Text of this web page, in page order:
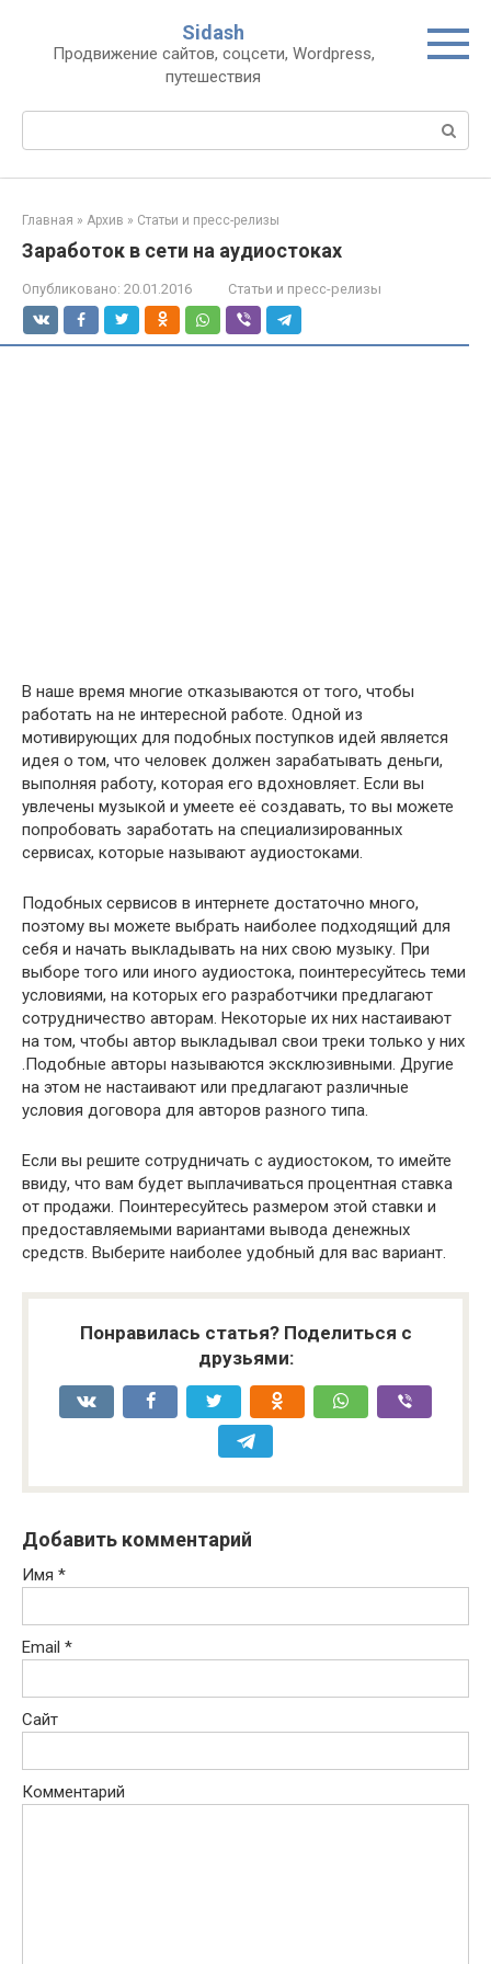
контенту
Sidash
Продвижение сайтов, соцсети, Wordpress,
путешествия
Главная » Архив » Статьи и пресс-релизы
Заработок в сети на аудиостоках
Опубликовано: 20.01.2016 Статьи и пресс-релизы
В наше время многие отказываются от того, чтобы
работать на не интересной работе. Одной из
мотивирующих для подобных поступков идей является
идея о том, что человек должен зарабатывать деньги,
выполняя работу, которая его вдохновляет. Если вы
увлечены музыкой и умеете её создавать, то вы можете
попробовать заработать на специализированных
сервисах, которые называют аудиостоками.
Подобных сервисов в интернете достаточно много,
поэтому вы можете выбрать наиболее подходящий для
себя и начать выкладывать на них свою музыку. При
выборе того или иного аудиостока, поинтересуйтесь теми
условиями, на которых его разработчики предлагают
сотрудничество авторам. Некоторые их них настаивают
на том, чтобы автор выкладывал свои треки только у них
.Подобные авторы называются эксклюзивными. Другие
на этом не настаивают или предлагают различные
условия договора для авторов разного типа.
Если вы решите сотрудничать с аудиостоком, то имейте
ввиду, что вам будет выплачиваться процентная ставка
от продажи. Поинтересуйтесь размером этой ставки и
предоставляемыми вариантами вывода денежных
средств. Выберите наиболее удобный для вас вариант.
Понравилась статья? Поделиться с
друзьями:
Добавить комментарий
Имя *
Email *
Сайт
Комментарий